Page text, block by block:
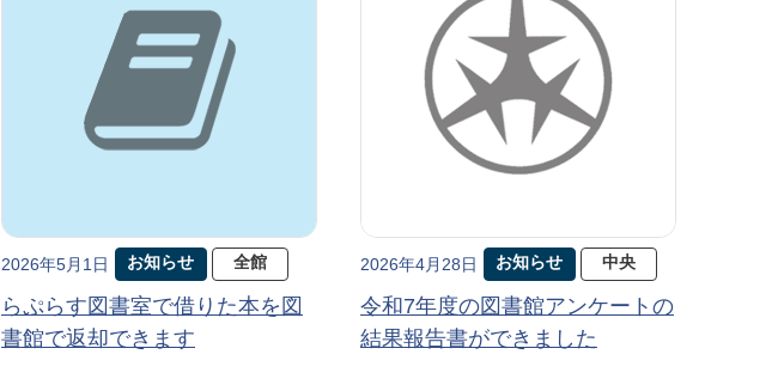
2026年5月1日 お知らせ 全館
らぷらす図書室で借りた本を図
書館で返却できます
2026年4月28日 お知らせ 中央
令和7年度の図書館アンケートの
結果報告書ができました